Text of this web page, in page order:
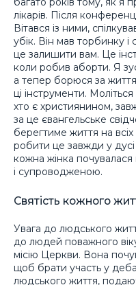
лікарів. Після
Вітався із ними,
убік. Він мав торбинку і
це залишити вам. Це
коли робив аборти. Я
а тепер борюся за
ці інструменти.
хто є християнином,
за це євангельське
берегтиме життя на
робити це завжди у
кожна жінка
і супроводженою.
Святість кожного
Увага до людського
до людей поважного
місію Церкви. Вона
щоб брати участь у
людського життя,